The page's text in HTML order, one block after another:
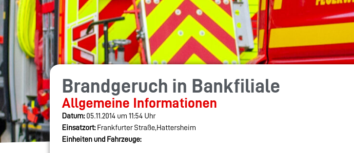
Brandgeruch in Bankfiliale
Allgemeine Informationen
Datum: 05.11.2014 um 11:54 Uhr
Einsatzort: Frankfurter Straße,Hattersheim
Einheiten und Fahrzeuge: